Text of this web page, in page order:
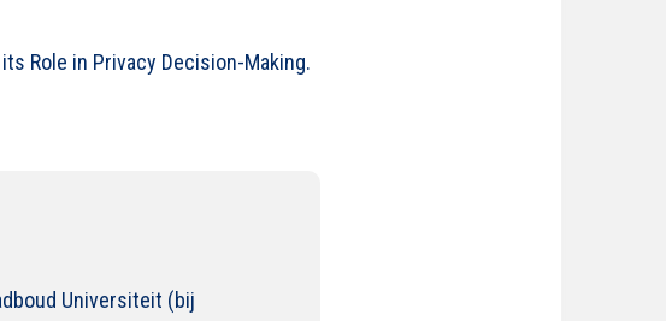
Role in Privacy Decision-Making.
Universiteit (bij